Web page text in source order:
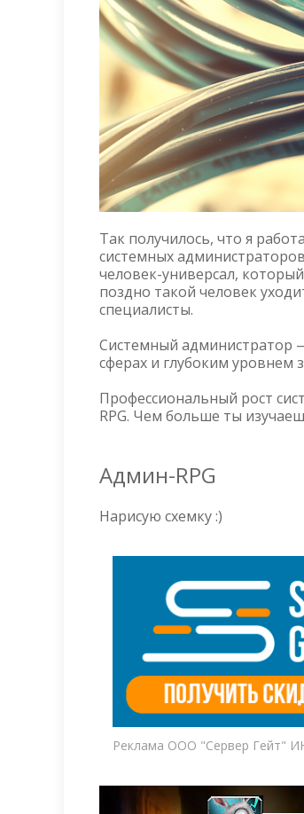
Так получилось, что я
системных
человек-универсал,
поздно такой человек
специалисты.
Системный администратор
сферах и глубоким уровнем
Профессиональный рост
RPG. Чем больше ты
Админ-RPG
Нарисую схемку :)
Реклама ООО "Сервер Гейт"